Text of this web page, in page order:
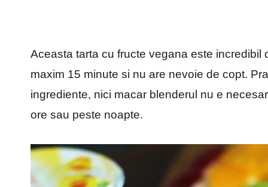
Aceasta tarta cu fructe vegana este
maxim 15 minute si nu are nevoie de copt.
ingrediente, nici macar blenderul nu e
ore sau peste noapte.